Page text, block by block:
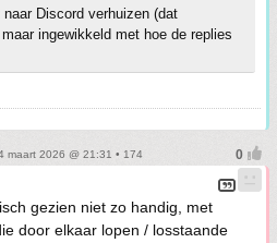
Discord verhuizen (dat
ingewikkeld met hoe de replies
maart 2026 @ 21:31 • 174
gezien niet zo handig, met
door elkaar lopen / losstaande